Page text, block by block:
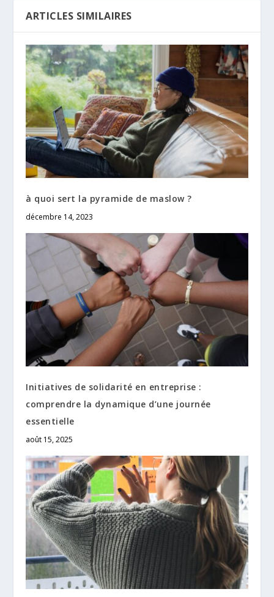
ARTICLES SIMILAIRES
à quoi sert la pyramide de maslow ?
décembre 14, 2023
Initiatives de solidarité en entreprise :
comprendre la dynamique d’une journée
essentielle
août 15, 2025